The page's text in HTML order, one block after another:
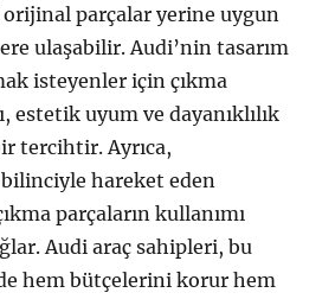
parçalar yerine uygun
ulaşabilir. Audi’nin tasarım
isteyenler için çıkma
estetik uyum ve dayanıklılık
tercihtir. Ayrıca,
hareket eden
parçaların kullanımı
Audi araç sahipleri, bu
hem bütçelerini korur hem